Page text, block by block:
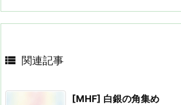
 関連記事
[MHF] 白銀の角集め